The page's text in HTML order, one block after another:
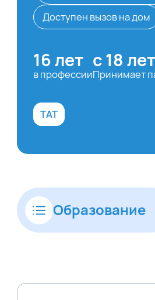
Доступен вызов на дом
16 лет
в профессии
с 18 лет
Принимает
TAT
Образование